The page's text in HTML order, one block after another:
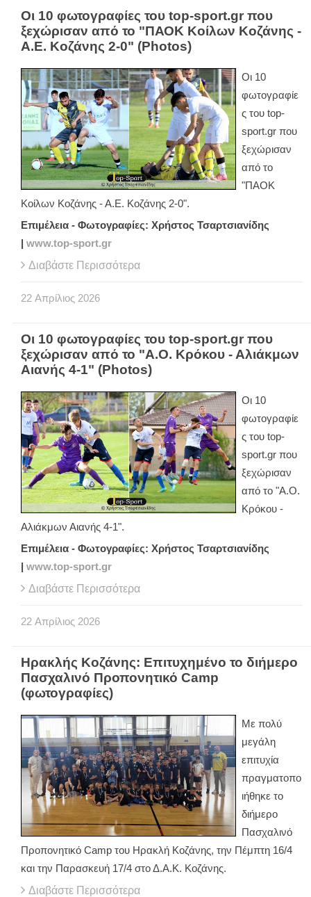
Οι 10 φωτογραφίες του top-sport.gr που
ξεχώρισαν από το "ΠΑΟΚ Κοίλων Κοζάνης -
Α.Ε. Κοζάνης 2-0" (Photos)
Οι 10
φωτογραφίε
ς του top-
sport.gr που
ξεχώρισαν
από το
"ΠΑΟΚ
Κοίλων Κοζάνης - Α.Ε. Κοζάνης 2-0".
Επιμέλεια - Φωτογραφίες: Χρήστος Τσαρτσιανίδης
www.top-sport.gr
Διαβάστε Περισσότερα
22 Απρίλιος 2026
Οι 10 φωτογραφίες του top-sport.gr που
ξεχώρισαν από το "Α.Ο. Κρόκου - Αλιάκμων
Αιανής 4-1" (Photos)
Οι 10
φωτογραφίε
ς του top-
sport.gr που
ξεχώρισαν
από το "Α.Ο.
Κρόκου -
Αλιάκμων Αιανής 4-1".
Επιμέλεια - Φωτογραφίες: Χρήστος Τσαρτσιανίδης
www.top-sport.gr
Διαβάστε Περισσότερα
22 Απρίλιος 2026
Ηρακλής Κοζάνης: Επιτυχημένο το διήμερο
Πασχαλινό Προπονητικό Camp
(φωτογραφίες)
Με πολύ
μεγάλη
επιτυχία
πραγματοπο
ιήθηκε το
διήμερο
Πασχαλινό
Προπονητικό Camp του Ηρακλή Κοζάνης, την Πέμπτη 16/4
και την Παρασκευή 17/4 στο Δ.Α.Κ. Κοζάνης.
Διαβάστε Περισσότερα